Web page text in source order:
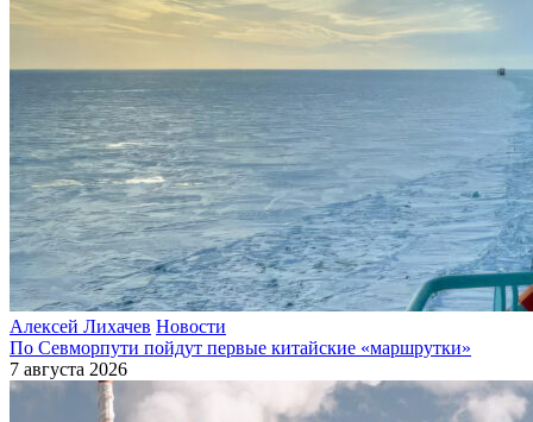
Алексей Лихачев Новости
По Севморпути пойдут первые китайские «маршрутки»
7 августа 2026